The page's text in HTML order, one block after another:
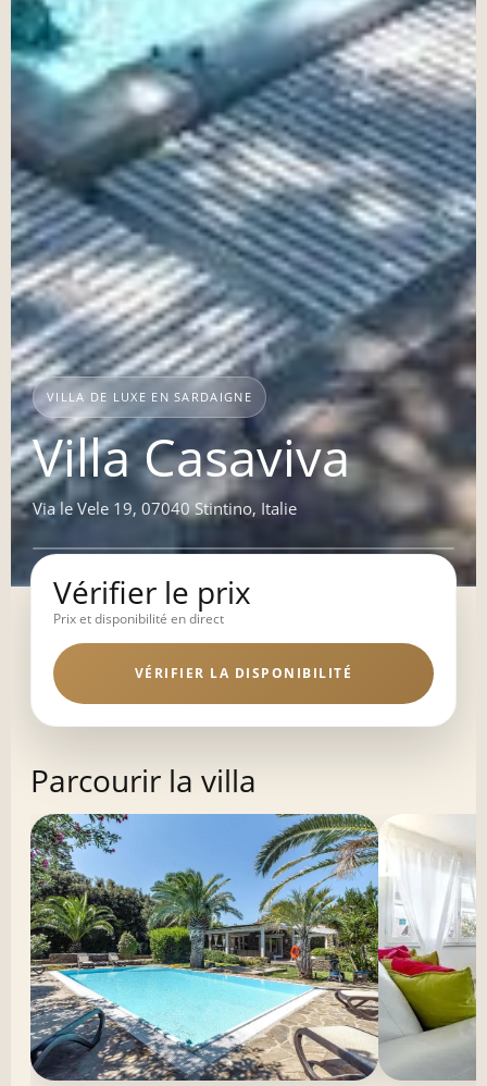
VILLA DE LUXE EN SARDAIGNE
Villa Casaviva
Via le Vele 19, 07040 Stintino, Italie
Vérifier le prix
Prix et disponibilité en direct
VÉRIFIER LA DISPONIBILITÉ
Parcourir la villa